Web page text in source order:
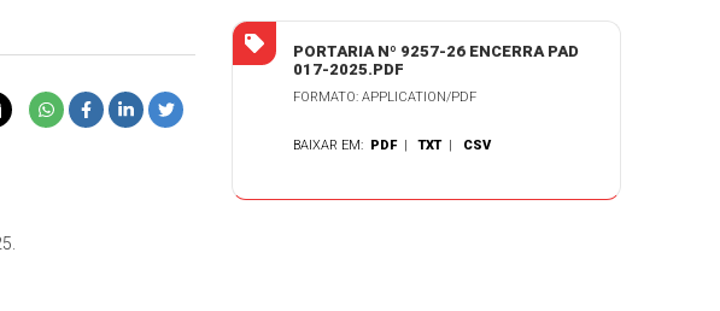
PORTARIA Nº 9257-26 ENCERRA PAD
017-2025.PDF
FORMATO: APPLICATION/PDF
BAIXAR EM: PDF |TXT | CSV